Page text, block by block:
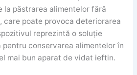
păstrarea alimentelor fără
care poate provoca deteriorarea
reprezintă o soluție
conservarea alimentelor în
mai bun aparat de vidat ieftin.